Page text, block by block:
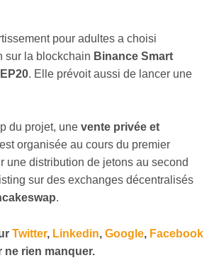
pour adultes a choisi
sur la blockchain Binance Smart
. Elle prévoit aussi de lancer une
du projet, une vente privée et
est organisée au cours du premier
une distribution de jetons au second
sur des exchanges décentralisés
.
Twitter, Linkedin, Google, Facebook
ne rien manquer.